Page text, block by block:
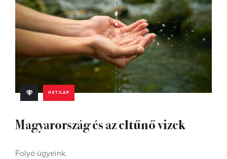
HETILAP
Magyarország és az eltűnő vizek
Folyó ügyeink.